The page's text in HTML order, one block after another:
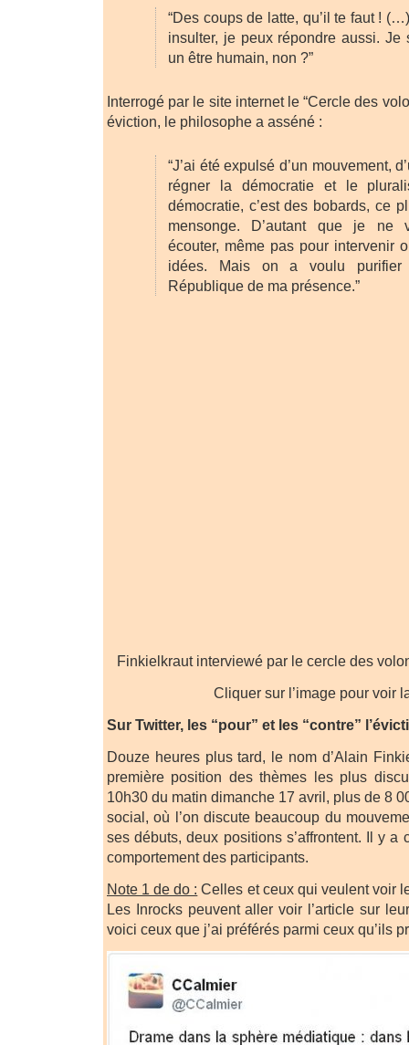
“Des coups de latte, qu’il te faut !
insulter, je peux répondre aussi. Je
un être humain, non ?”
Interrogé par le site internet le “Cercle des
éviction, le philosophe a asséné :
“J’ai été expulsé d’un mouvement,
régner la démocratie et le
démocratie, c’est des bobards, ce
mensonge. D’autant que je ne
écouter, même pas pour intervenir
idées. Mais on a voulu
République de ma présence.”
Finkielkraut interviewé par le cercle des
Cliquer sur l’image pour voir
Sur Twitter, les “pour” et les “contre”
Douze heures plus tard, le nom d’Alain
première position des thèmes les plus
10h30 du matin dimanche 17 avril, plus de 8
social, où l’on discute beaucoup du
ses débuts, deux positions s’affrontent. Il y a
comportement des participants.
Note 1 de do : Celles et ceux qui veulent voir
Les Inrocks peuvent aller voir l’article sur
voici ceux que j’ai préférés parmi ceux qu’ils